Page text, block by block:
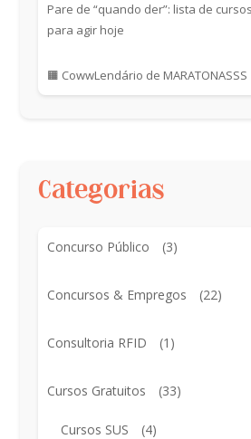
Pare de “quando der”: lista de
para agir hoje
🟧 CowwLendário de MARATONASSS
Categorias
Concurso Público (3)
Concursos & Empregos (22)
Consultoria RFID (1)
Cursos Gratuitos (33)
Cursos SUS (4)